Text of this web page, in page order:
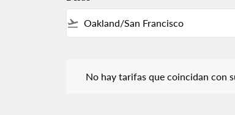
flight_takeoff
No hay tarifas que coincidan con